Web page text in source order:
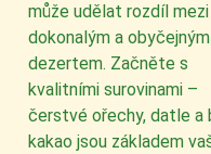
může udělat rozdíl mezi
dokonalým a obyčejným
dezertem. Začněte s
kvalitními surovinami –
čerstvé ořechy, datle a
kakao jsou základem